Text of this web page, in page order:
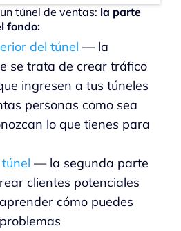
túnel de ventas: la parte
fondo:
del túnel — la
se trata de crear tráfico
ingresen a tus túneles
personas como sea
lo que tienes para
— la segunda parte
clientes potenciales
cómo puedes